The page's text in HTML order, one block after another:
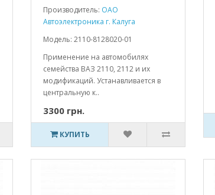
Производитель: ОАО
Автоэлектроника г. Калуга
Модель: 2110-8128020-01
Применение на автомобилях
семейства ВАЗ 2110, 2112 и их
модификаций. Устанавливается в
центральную к..
3300 грн.
КУПИТЬ